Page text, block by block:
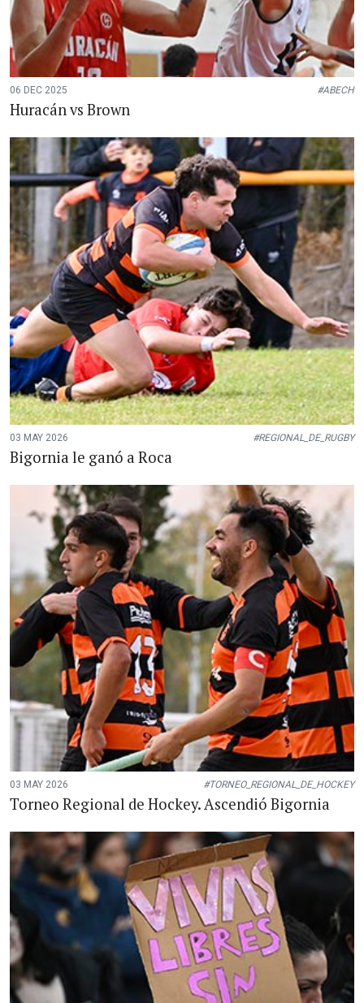
06 DEC 2025 #ABECH
Huracán vs Brown
03 MAY 2026 #REGIONAL_DE_RUGBY
Bigornia le ganó a Roca
03 MAY 2026 #TORNEO_REGIONAL_DE_HOCKEY
Torneo Regional de Hockey. Ascendió Bigornia